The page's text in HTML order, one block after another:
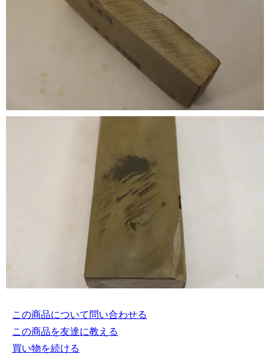
この商品について問い合わせる
この商品を友達に教える
買い物を続ける